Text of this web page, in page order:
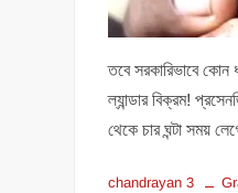
তবে সরকারিভাবে কোন
ল্যান্ডার বিক্রম!
থেকে চার ঘন্টা সময়
chandrayan 3